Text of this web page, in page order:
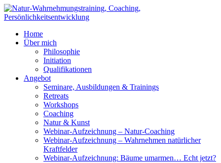
Home
Über mich
Philosophie
Initiation
Qualifikationen
Angebot
Seminare, Ausbildungen & Trainings
Retreats
Workshops
Coaching
Natur & Kunst
Webinar-Aufzeichnung – Natur-Coaching
Webinar-Aufzeichnung – Wahrnehmen natürlicher
Kraftfelder
Webinar-Aufzeichnung: Bäume umarmen… Echt jetzt?